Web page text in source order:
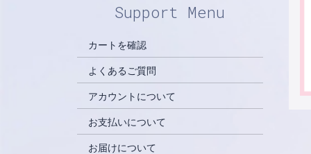
Support Menu
カートを確認
よくあるご質問
アカウントについて
お支払いについて
お届けについて